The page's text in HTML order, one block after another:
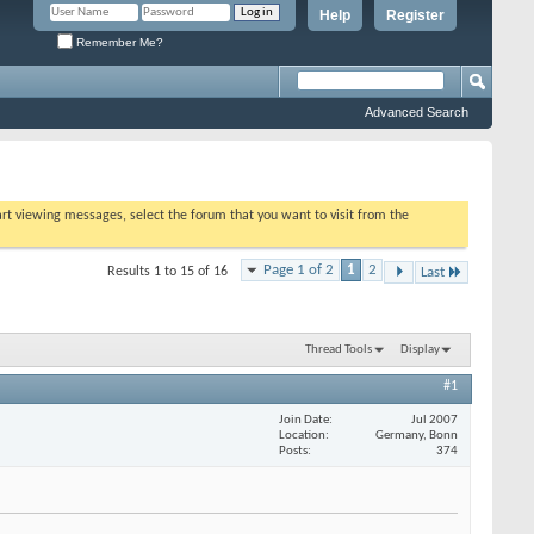
Register
Help
Remember Me?
Advanced Search
viewing messages, select the forum that you want to visit from the
Page 1 of 2 1 2 Last
Results 1 to 15 of 16
Thread Tools Display
#1
Join Date
Jul 2007
Location
Germany, Bonn
Posts
374